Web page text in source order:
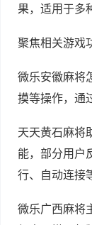
果，适用于多
聚焦相关游戏
微乐安徽麻将
摸等操作，通
天天黄石麻将
能，部分用户
行、自动连接
微乐广西麻将